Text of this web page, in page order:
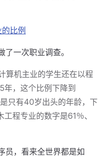
比例
一次职业调查。
算机主业的学生还在以程
年，这个比例下降到
只有40岁出头的年龄，下
程专业的数字是61％、
员，看来全世界都是如